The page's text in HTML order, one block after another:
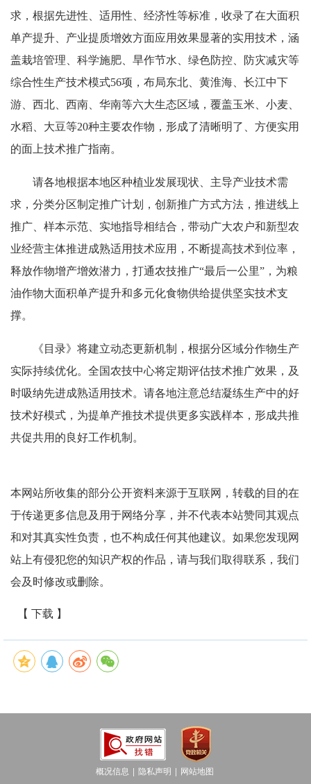
求，根据先进性、适用性、经济性等标准，收录了在大面积
单产提升、产业提质增效方面应用效果显著的实用技术，涵
盖栽培管理、科学施肥、旱作节水、绿色防控、防灾减灾等
综合性生产技术模式56项，布局东北、黄淮海、长江中下
游、西北、西南、华南等六大生态区域，覆盖玉米、小麦、
水稻、大豆等20种主要农作物，形成了清晰明了、方便实用
的面上技术推广指南。
请各地根据本地区种植业发展现状、主导产业技术需
求，分类分区制定推广计划，创新推广方式方法，推进线上
推广、样本示范、实地指导相结合，带动广大农户和新型农
业经营主体推进成熟适用技术应用，不断提高技术到位率，
释放作物增产增效潜力，打通农技推广“最后一公里”，为粮
油作物大面积单产提升和多元化食物供给提供坚实技术支
撑。
《目录》将建立动态更新机制，根据分区域分作物生产
实际持续优化。全国农技中心将定期评估技术推广效果，及
时吸纳先进成熟适用技术。请各地注意总结凝练生产中的好
技术好模式，为提单产推技术提供更多实践样本，形成共推
共促共用的良好工作机制。
本网站所收集的部分公开资料来源于互联网，转载的目的在
于传递更多信息及用于网络分享，并不代表本站赞同其观点
和对其真实性负责，也不构成任何其他建议。如果您发现网
站上有侵犯您的知识产权的作品，请与我们取得联系，我们
会及时修改或删除。
【 下载 】
概况信息 隐私声明 网站地图